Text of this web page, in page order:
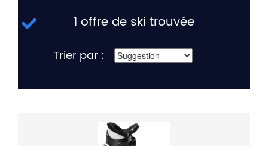
1 offre de ski trouvée
Trier par :